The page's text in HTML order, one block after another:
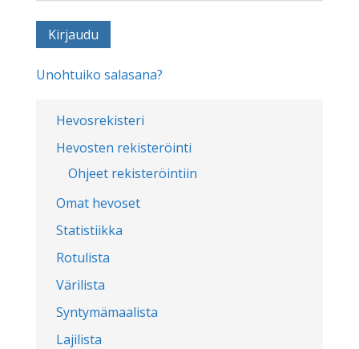
Hevosrekisteri
Hevosten rekisteröinti
Ohjeet rekisteröintiin
Omat hevoset
Statistiikka
Rotulista
Värilista
Syntymämaalista
Lajilista
Unohtuiko salasana?